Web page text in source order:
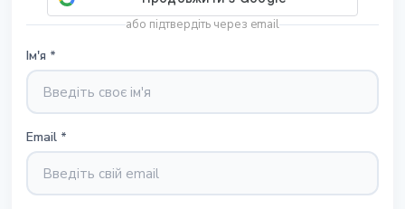
або підтвердіть через email
Ім'я *
Email *